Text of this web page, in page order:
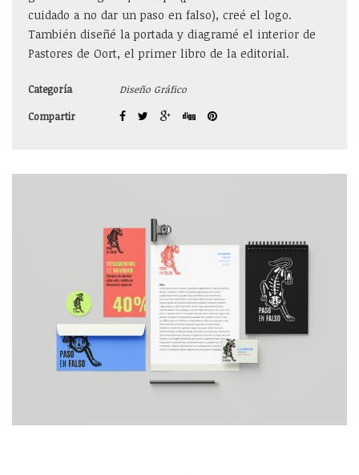
cuidado a no dar un paso en falso), creé el logo.
También diseñé la portada y diagramé el interior de
Pastores de Oort, el primer libro de la editorial.
Categoría Diseño Gráfico
Compartir